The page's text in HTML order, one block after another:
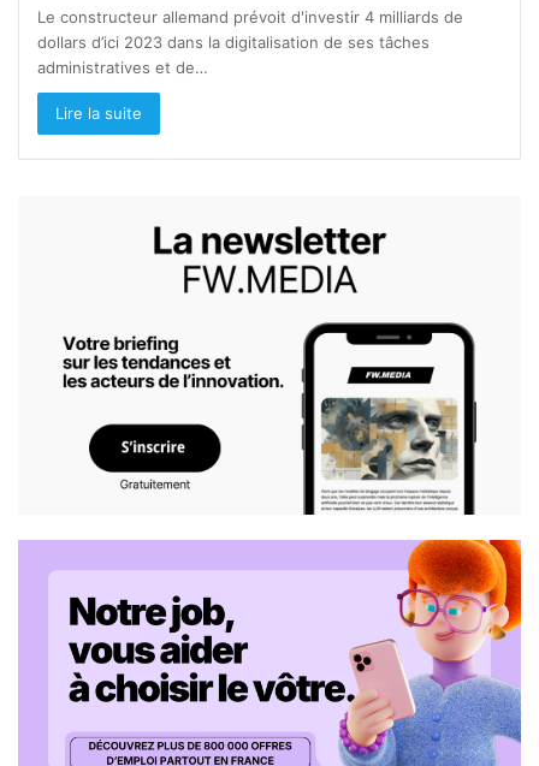
Le constructeur allemand prévoit d'investir 4 milliards de
dollars d’ici 2023 dans la digitalisation de ses tâches
administratives et de…
Lire la suite